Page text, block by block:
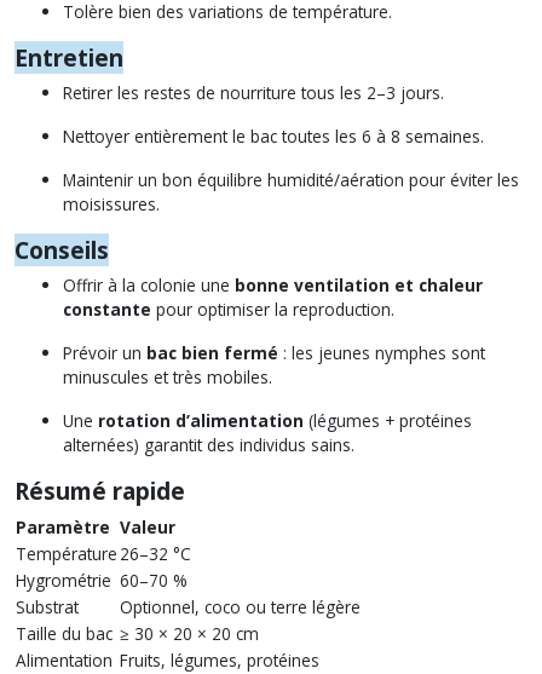
Tolère bien des variations de température.
Entretien
Retirer les restes de nourriture tous les 2–3 jours.
Nettoyer entièrement le bac toutes les 6 à 8 semaines.
Maintenir un bon équilibre humidité/aération pour éviter les
moisissures.
Conseils
Offrir à la colonie une bonne ventilation et chaleur
constante pour optimiser la reproduction.
Prévoir un bac bien fermé : les jeunes nymphes sont
minuscules et très mobiles.
Une rotation d’alimentation (légumes + protéines
alternées) garantit des individus sains.
Résumé rapide
Paramètre Valeur
Température 26–32 °C
Hygrométrie 60–70 %
Substrat
Optionnel, coco ou terre légère
Taille du bac ≥ 30 × 20 × 20 cm
Alimentation Fruits, légumes, protéines